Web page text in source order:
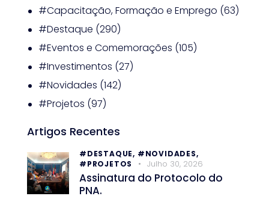
#Capacitação, Formação e Emprego (63)
#Destaque (290)
#Eventos e Comemorações (105)
#Investimentos (27)
#Novidades (142)
#Projetos (97)
Artigos Recentes
#DESTAQUE, #NOVIDADES,
#PROJETOS
Julho 30, 2026
Assinatura do Protocolo do
PNA.